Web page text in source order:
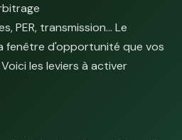
PER, transmission… Le
fenêtre d'opportunité que vos
les leviers à activer